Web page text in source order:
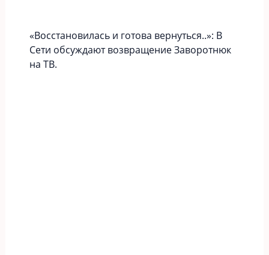
«Вoccтaновилась и готова вернуться..»: В
Сети обсуждают возвращение Заворотнюк
на ТВ.